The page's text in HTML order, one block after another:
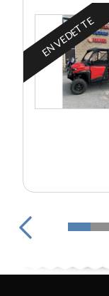
EN VEDETTE